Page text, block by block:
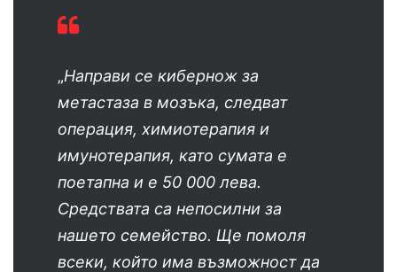
„Направи се кибернож за
метастаза в мозъка, следват
операция, химиотерапия и
имунотерапия, като сумата е
поетапна и е 50 000 лева.
Средствата са непосилни за
нашето семейство. Ще помоля
всеки, който има възможност да